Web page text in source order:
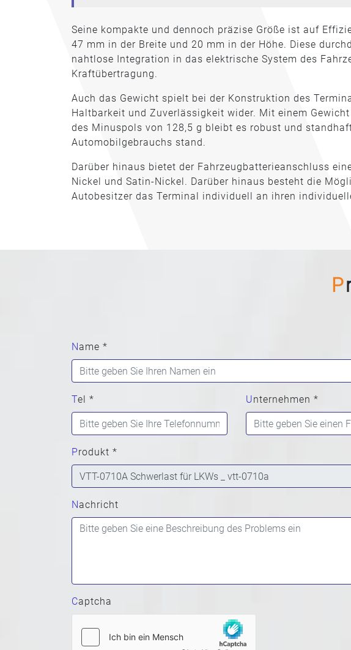
Seine kompakte und dennoch präzise Größe ist auf
47 mm in der Breite und 20 mm in der Höhe. Diese
nahtlose Integration in das elektrische System des
Kraftübertragung.
Auch das Gewicht spielt bei der Konstruktion des
Haltbarkeit und Zuverlässigkeit wider. Mit einem
des Minuspols von 128,5 g bleibt es robust und
Automobilgebrauchs stand.
Darüber hinaus bietet der Fahrzeugbatterieanschluss
Nickel und Satin-Nickel. Darüber hinaus besteht die
Autobesitzer das Terminal individuell an ihren
Name *
Tel * Unternehmen *
Produkt *
Nachricht
Captcha